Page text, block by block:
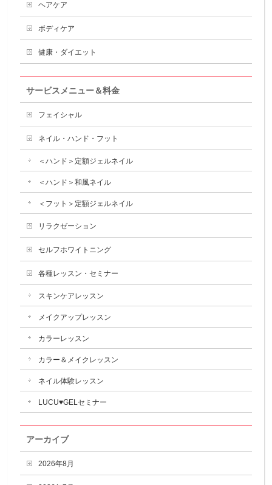
ヘアケア
ボディケア
健康・ダイエット
サービスメニュー＆料金
フェイシャル
ネイル・ハンド・フット
＜ハンド＞定額ジェルネイル
＜ハンド＞和風ネイル
＜フット＞定額ジェルネイル
リラクゼーション
セルフホワイトニング
各種レッスン・セミナー
スキンケアレッスン
メイクアップレッスン
カラーレッスン
カラー＆メイクレッスン
ネイル体験レッスン
LUCU♥GELセミナー
アーカイブ
2026年8月